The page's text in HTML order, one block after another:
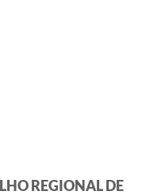
REGIONAL DE